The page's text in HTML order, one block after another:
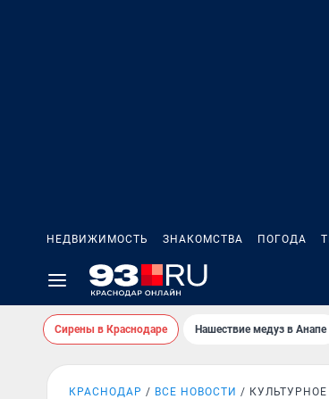
НЕДВИЖИМОСТЬ ЗНАКОМСТВА ПОГОДА
Сирены в Краснодаре Нашествие медуз в Анапе
КРАСНОДАР ВСЕ НОВОСТИ